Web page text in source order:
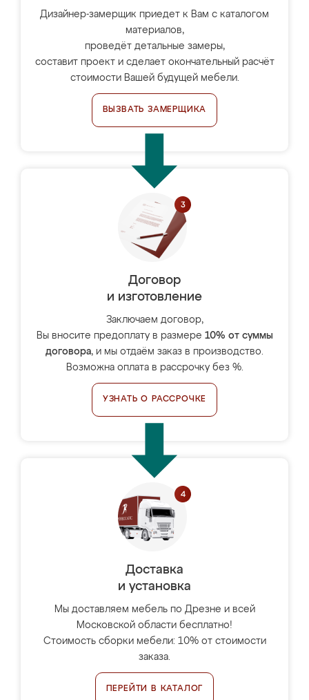
Дизайнер-замерщик приедет к Вам с каталогом
материалов,
проведёт детальные замеры,
составит проект и сделает окончательный расчёт
стоимости Вашей будущей мебели.
ВЫЗВАТЬ ЗАМЕРЩИКА
Договор
и изготовление
Заключаем договор,
Вы вносите предоплату в размере 10% от суммы
договора, и мы отдаём заказ в производство.
Возможна оплата в рассрочку без %.
УЗНАТЬ О РАССРОЧКЕ
Доставка
и установка
Мы доставляем мебель по Дрезне и всей
Московской области бесплатно!
Стоимость сборки мебели: 10% от стоимости
заказа.
ПЕРЕЙТИ В КАТАЛОГ